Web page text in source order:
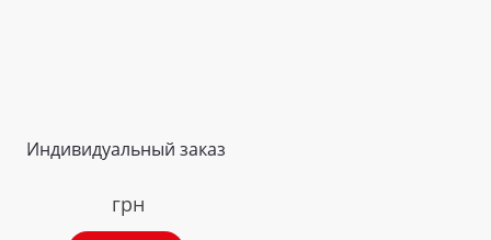
Индивидуальный заказ
грн